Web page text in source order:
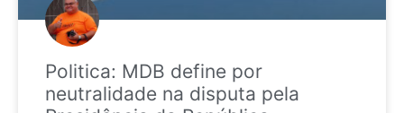
Politica: MDB define por
neutralidade na disputa pela